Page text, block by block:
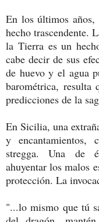
En los últimos años,
hecho trascendente.
la Tierra es un
cabe decir de sus
de huevo y el agua
barométrica, resulta
predicciones de la
En Sicilia, una
y
stregga. Una de
ahuyentar los malos
protección. La
"...lo mismo que tú